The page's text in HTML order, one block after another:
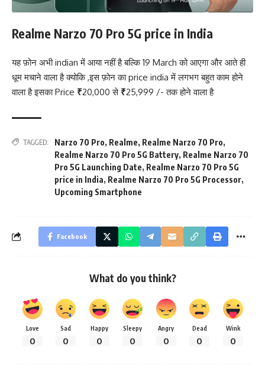
Realme Narzo 70 Pro 5G price in India
यह फ़ोन अभी indian में आया नहीं है बल्कि 19 March को आएगा और आते ही
धूम मचाने वाला है क्योकि ,इस फ़ोन का price india में लगभग बहुत काम होने
वाला है इसका Price ₹20,000 से ₹25,999 /- तक होने वाला है
TAGGED: Narzo 70 Pro, Realme, Realme Narzo 70 Pro,
Realme Narzo 70 Pro 5G Battery, Realme Narzo 70
Pro 5G Launching Date, Realme Narzo 70 Pro 5G
price in India, Realme Narzo 70 Pro 5G Processor,
Upcoming Smartphone
Facebook
What do you think?
Love
0
Sad
0
Happy
0
Sleepy
0
Angry
0
Dead
0
Wink
0